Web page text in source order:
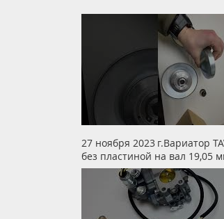
27 ноября 2023 г.Вариатор
без пластиной на вал